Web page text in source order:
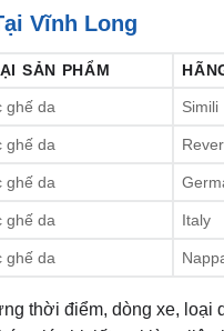
Vĩnh Long
SẢN PHẨM
ghế da Simili
ghế da Rever
ghế da
ghế da Italy
ghế da
thời điểm, dòng xe,